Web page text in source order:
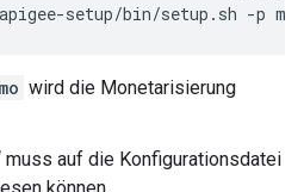
setup/bin/setup.sh -p
wird die Monetarisierung
muss auf die Konfigurationsdatei